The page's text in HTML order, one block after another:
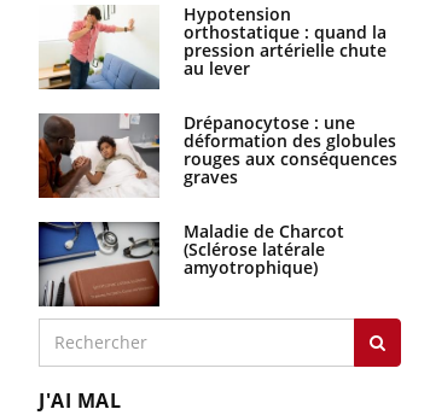
Hypotension
orthostatique : quand la
pression artérielle chute
au lever
Drépanocytose : une
déformation des globules
rouges aux conséquences
graves
Maladie de Charcot
(Sclérose latérale
amyotrophique)
J'AI MAL